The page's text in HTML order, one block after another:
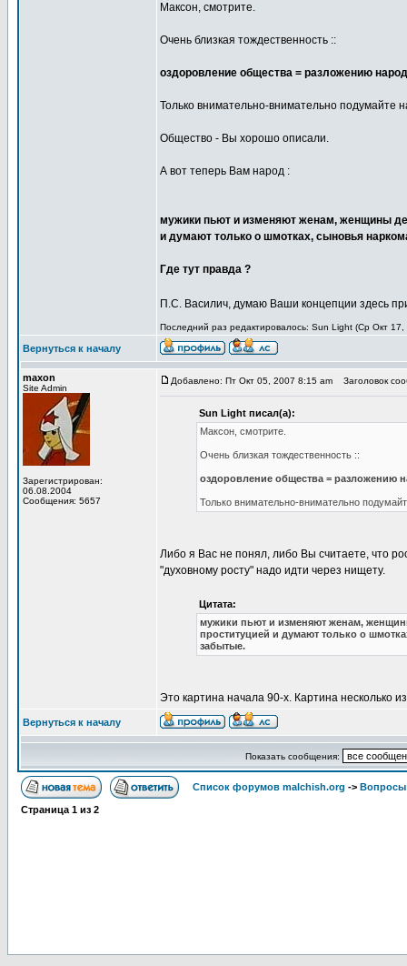
Максон, смотрите.
Очень близкая тождественность ::
оздоровление общества = разложению
Только внимательно-внимательно подумайте
Общество - Вы хорошо описали.
А вот теперь Вам народ :
мужики пьют и изменяют женам, женщины
и думают только о шмотках, сыновья
Где тут правда ?
П.С. Василич, думаю Ваши концепции здесь
Последний раз редактировалось: Sun Light (Ср Окт
Вернуться к началу
maxon
Site Admin
Зарегистрирован:
06.08.2004
Сообщения: 5657
Добавлено: Пт Окт 05, 2007 8:15 am Заголовок
Sun Light писал(а):
Максон, смотрите.
Очень близкая тождественность ::
оздоровление общества = разложению
Только внимательно-внимательно
Либо я Вас не понял, либо Вы считаете, что
"духовному росту" надо идти через нищету.
Цитата:
мужики пьют и изменяют женам,
проституцией и думают только о
забытые.
Это картина начала 90-х. Картина несколько
Вернуться к началу
Показать сообщения:
Список форумов malchish.org -> Вопросы
Страница 1 из 2